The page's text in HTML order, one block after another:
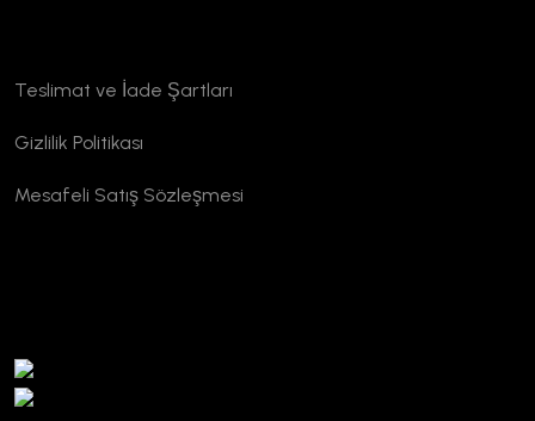
Teslimat ve İade Şartları
Gizlilik Politikası
Mesafeli Satış Sözleşmesi